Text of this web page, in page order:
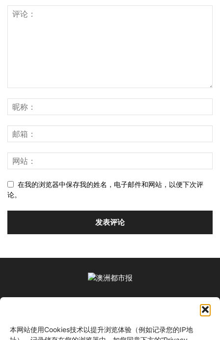
本网站使用Cookies技术以提升浏览体验（例如记录您的IP地
在我的浏览器中保存我的姓名，电子邮件和网站，以便下次评
论。
关注我们